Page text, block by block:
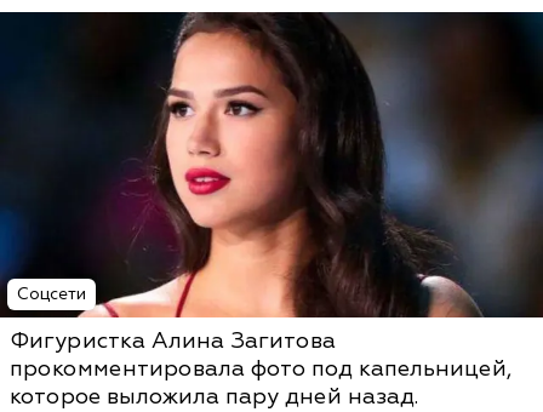
Соцсети
Фигуристка Алина Загитова
прокомментировала фото под капельницей,
которое выложила пару дней назад.